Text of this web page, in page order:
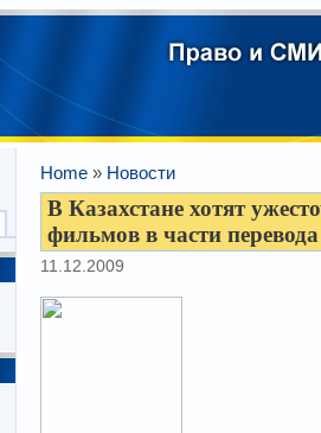
Home » Новости
В Казахстане хотят
фильмов в части
11.12.2009